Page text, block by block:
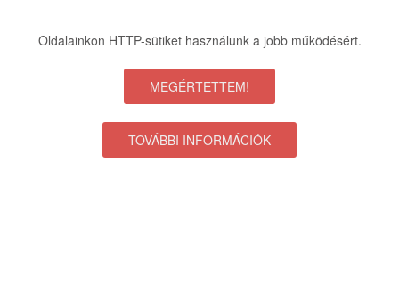
Oldalainkon HTTP-sütiket használunk a jobb működésért.
MEGÉRTETTEM!
TOVÁBBI INFORMÁCIÓK